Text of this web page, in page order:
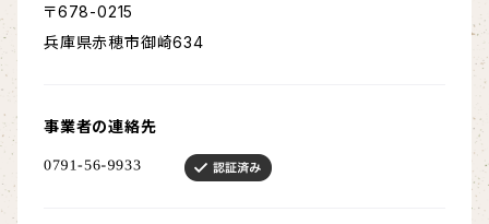
〒678-0215
兵庫県赤穂市御崎634
事業者の連絡先